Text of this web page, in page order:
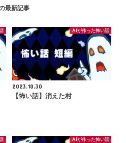
最新記事
AIが作った怖い話
2023.10.30
【怖い話】消えた村
AIが作った怖い話